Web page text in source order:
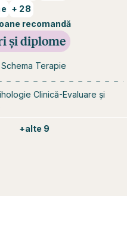
28
recomandă
Terapie
Clinică-Evaluare și
alte 9